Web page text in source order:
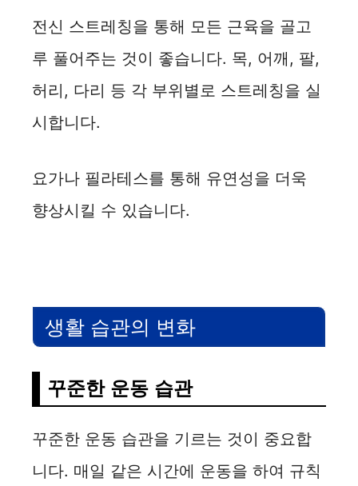
전신 스트레칭을 통해 모든 근육을 골고
루 풀어주는 것이 좋습니다. 목, 어깨, 팔,
허리, 다리 등 각 부위별로 스트레칭을 실
시합니다.
요가나 필라테스를 통해 유연성을 더욱
향상시킬 수 있습니다.
생활 습관의 변화
꾸준한 운동 습관
꾸준한 운동 습관을 기르는 것이 중요합
니다. 매일 같은 시간에 운동을 하여 규칙